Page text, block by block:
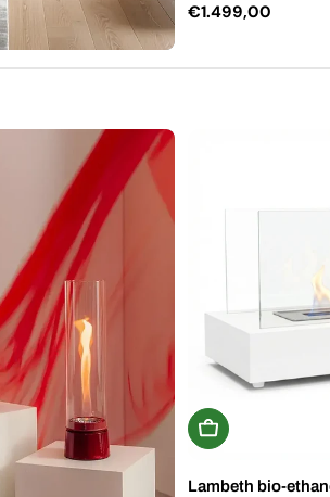
Normale
€1.499,00
In Winkelwagen
Lambeth bio-